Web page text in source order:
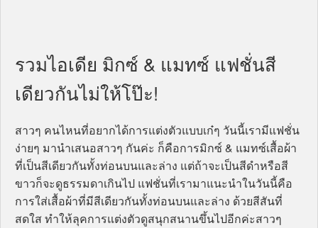
รวมไอเดีย มิกซ์ & แมทซ์ แฟชั่นสี
เดียวกันไม่ให้โป๊ะ!
สาวๆ คนไหนที่อยากได้การแต่งตัวแบบเก๋ๆ วันนี้เรามีแฟชั่น
ง่ายๆ มานำเสนอสาวๆ กันค่ะ ก็คือการมิกซ์ & แมทซ์เสื้อผ้า
ที่เป็นสีเดียวกันทั้งท่อนบนและล่าง แต่ถ้าจะเป็นสีดำหรือสี
ขาวก็จะดูธรรมดาเกินไป แฟชั่นที่เรามาแนะนำในวันนี้คือ
การใส่เสื้อผ้าที่มีสีเดียวกันทั้งท่อนบนและล่าง ด้วยสีสันที่
สดใส ทำให้ลุคการแต่งตัวดูสนุกสนานขึ้นไปอีกค่ะสาวๆ